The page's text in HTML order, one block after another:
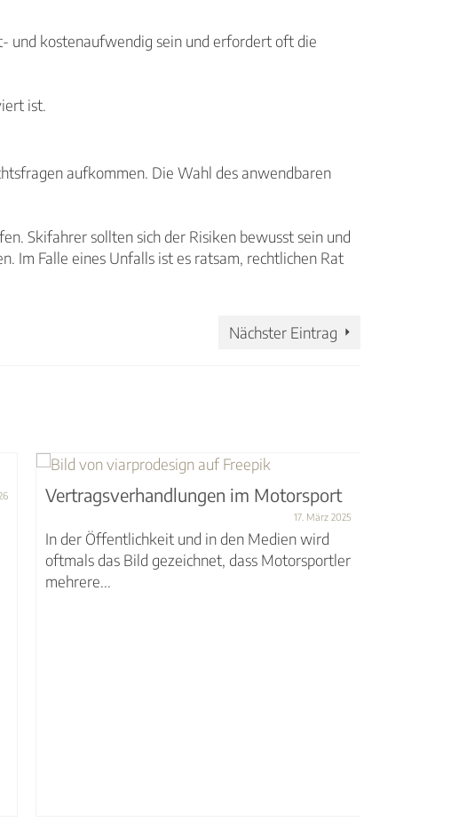
und kostenaufwendig sein und erfordert oft die
ist.
aufkommen. Die Wahl des anwendbaren
Skifahrer sollten sich der Risiken bewusst sein und
Im Falle eines Unfalls ist es ratsam, rechtlichen Rat
Nächster Eintrag
Vertragsverhandlungen im Motorsport
17. März 2025
In der Öffentlichkeit und in den Medien wird
oftmals das Bild gezeichnet, dass Motorsportler
mehrere...